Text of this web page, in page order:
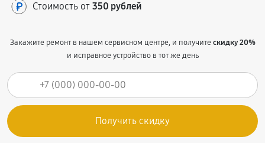
Стоимость от 350 рублей
Закажите ремонт в нашем сервисном центре, и получитескидку 20%
и исправное устройство в тот же день